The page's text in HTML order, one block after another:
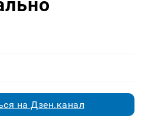
на Дзен.канал